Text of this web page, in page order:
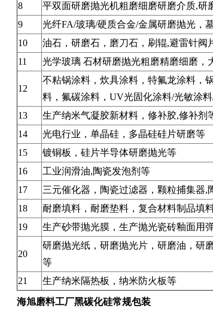
8
平双面研磨抛光机粗磨细磨研磨介质,研
9
光纤FA/玻璃/硬质合金/金属研磨抛光，
10
油石，研磨石，磨刀石，刷辊,避雷针阀
11
光学玻璃 石材研磨抛光粗磨精磨细磨
12
不粘锅涂料，炊具涂料，特氟龙涂料，
料，氟碳涂料，UV光固化涂料/光敏涂
13
生产纳米气凝胶新材料，修补胶,修补剂
14
光电行业，单晶硅，多晶硅硅片研磨等
15
镀铜板，硅片半导体研磨抛光等
16
工业润滑油,陶瓷发泡剂等
17
三元催化器，陶瓷过滤器，颗粒捕集器,
18
耐磨填料，耐磨垫料，复合材料制品填
19
生产砂带抛光膜，生产抛光瓷砖釉面用
20
研磨抛光纸，研磨抛光片，研磨油，研
等
21
生产纳米隔热板，纳米防火板等
海旭磨料工厂黑碳化硅常规包装